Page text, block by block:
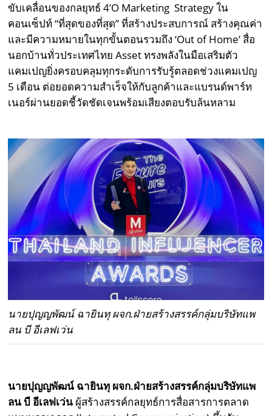
ขับเคลื่อนของกลยุทธ์ 4’O Marketing Strategy ใน
คอนเซ็ปท์ “ที่สุดของที่สุด” ที่สร้างประสบการณ์ สร้างคุณค่า
และมีความหมายในทุกขั้นตอนรวมถึง ‘Out of Home’ สื่อ
นอกบ้านทั่วประเทศไทย Asset ทรงพลังในมือเสริมตัว
แคมเปญยิ่งครอบคลุมทุกระดับการรับรู้ตลอดช่วงแคมเปญ
5 เดือน ต่อยอดความสำเร็จให้กับลูกค้าและแบรนด์พาร์ท
เนอร์ผ่านยอดชี้วัดชัดเจนพร้อมเสียงตอบรับล้นหลาม
นายปุญญพัฒน์ ฉายินทุ ผจก.ฝ่ายสร้างสรรค์กลุ่มบริษัทแพ
ลน บี อีเลฟเว่น
นายปุญญพัฒน์ ฉายินทุ ผจก.ฝ่ายสร้างสรรค์กลุ่มบริษัทแพ
ลน บี อีเลฟเว่น ผู้สร้างสรรค์กลยุทธ์การสื่อสารการตลาด